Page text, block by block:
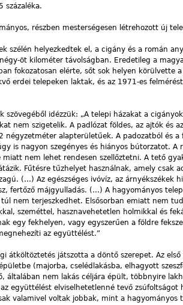
százaléka.
részben mesterségesen létrehozott új
szélén helyezkedtek el, a cigány és a román
öt kilométer távolságban. Eredetileg a
fokozatosan elérte, sőt sok helyen körülvette
erdei telepeken laktak, és az 1971-es
szövegéből idézzük: „A telepi házakat a
nem szigetelik. A padlózat földes, az ajtók és
négyzetméter alapterületűek. A padozatból és a
is nagyon szegényes és hiányos bútorzatot. A
nem lehet rendesen szellőztetni. A tető
Fűtésre tűzhelyet használnak, amely csak
(…) Az egészséges ivóvíz, az árnyékszékek
fertőző májgyulladás. (…) A hagyományos
nem terjeszkedhet. Elsősorban emiatt nem
szeméttel, hasznavehetetlen holmikkal és
egy fekhelyen, vagy egyszerűen a földre
az együttélést.”
átköltöztetés játszotta a döntő szerepet. Az
(majorba, cselédlakásba, elhagyott
általában nem lakás céljára épült, többnyire
együttélést elviselhetetlenné tevő zsúfoltságot
valamivel voltak jobbak, mint a hagyományos